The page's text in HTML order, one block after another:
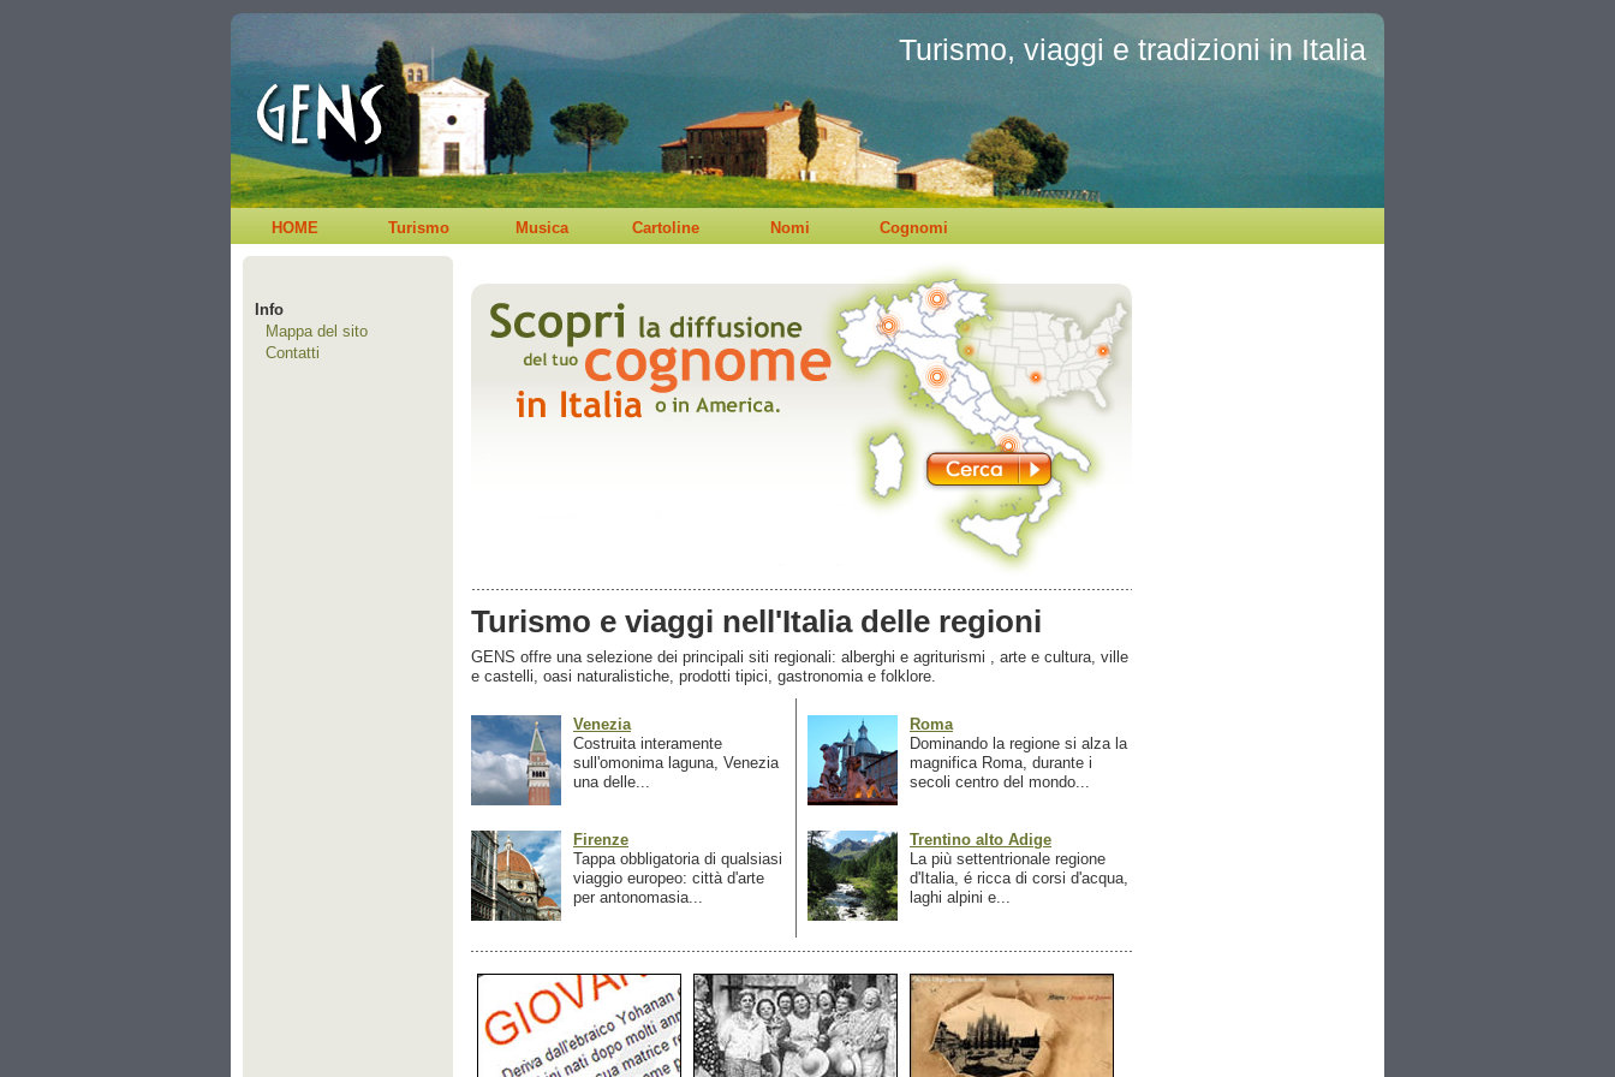
Turismo, viaggi e tradizioni in Italia
HOME Turismo Musica Cartoline Nomi Cognomi
Info
Mappa del sito
Contatti
Turismo e viaggi nell'Italia delle regioni
GENS offre una selezione dei principali siti regionali: alberghi e agriturismi , arte e cultura, ville
e castelli, oasi naturalistiche, prodotti tipici, gastronomia e folklore.
Venezia
Costruita interamente
sull'omonima laguna, Venezia
una delle...
Firenze
Tappa obbligatoria di qualsiasi
viaggio europeo: città d'arte
per antonomasia...
Roma
Dominando la regione si alza la
magnifica Roma, durante i
secoli centro del mondo...
Trentino alto Adige
La più settentrionale regione
d'Italia, é ricca di corsi d'acqua,
laghi alpini e...